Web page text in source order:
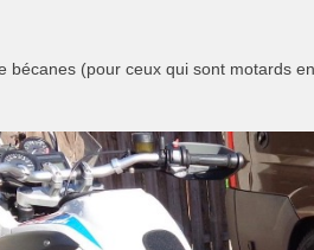
bécanes (pour ceux qui sont motards